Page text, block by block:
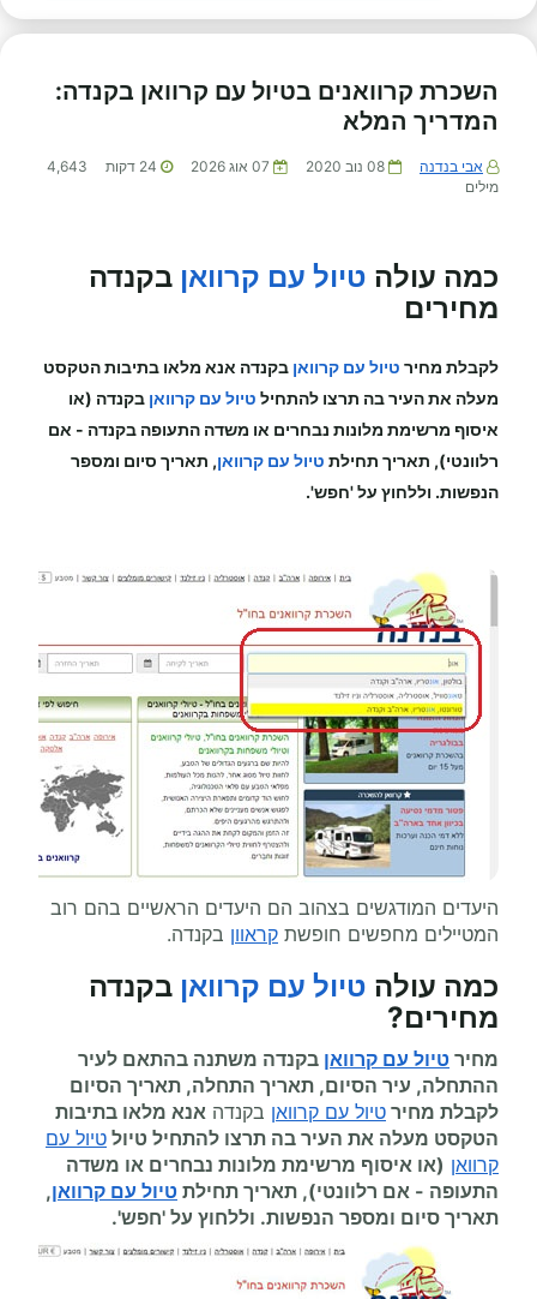
השכרת קרוואנים בטיול עם קרוואן בקנדה:
המדריך המלא
אבי בנדנה 08 נוב 2020 07 אוג 2026 24 דקות
4,643
מילים
כמה עולה טיול עם קרוואן בקנדה
מחירים
לקבלת מחיר טיול עם קרוואן בקנדה אנא מלאו בתיבות הטקסט
מעלה את העיר בה תרצו להתחיל טיול עם קרוואן בקנדה (או
איסוף מרשימת מלונות נבחרים או משדה התעופה בקנדה - אם
רלוונטי), תאריך תחילת טיול עם קרוואן, תאריך סיום ומספר
הנפשות. וללחוץ על 'חפש'.
היעדים המודגשים בצהוב הם היעדים הראשיים בהם רוב
המטיילים מחפשים חופשת קראוון בקנדה.
כמה עולה טיול עם קרוואן בקנדה
מחירים?
מחיר טיול עם קרוואן בקנדה משתנה בהתאם לעיר
ההתחלה, עיר הסיום, תאריך התחלה, תאריך הסיום
לקבלת מחיר טיול עם קרוואן בקנדה אנא מלאו בתיבות
הטקסט מעלה את העיר בה תרצו להתחיל טיול טיול עם
קרוואן (או איסוף מרשימת מלונות נבחרים או משדה
התעופה - אם רלוונטי), תאריך תחילת טיול עם קרוואן,
תאריך סיום ומספר הנפשות. וללחוץ על 'חפש'.